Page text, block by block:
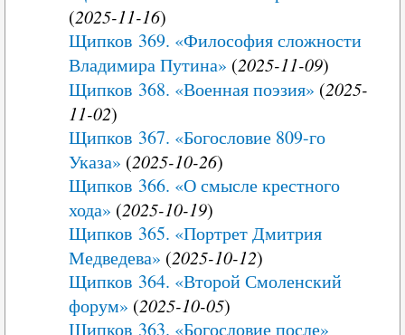
(2025-11-16)
Щипков 369. «Философия сложности
Владимира Путина» (2025-11-09)
Щипков 368. «Военная поэзия» (2025-
11-02)
Щипков 367. «Богословие 809-го
Указа» (2025-10-26)
Щипков 366. «О смысле крестного
хода» (2025-10-19)
Щипков 365. «Портрет Дмитрия
Медведева» (2025-10-12)
Щипков 364. «Второй Смоленский
форум» (2025-10-05)
Щипков 363. «Богословие после»